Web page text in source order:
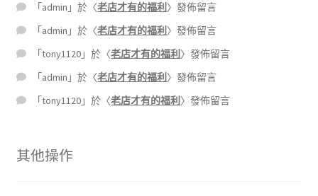
「admin 」於〈老店才有的福利 〉發佈留言
「admin 」於〈老店才有的福利 〉發佈留言
「tony1120 」於〈老店才有的福利 〉發佈留言
「admin 」於〈老店才有的福利 〉發佈留言
「tony1120 」於〈老店才有的福利 〉發佈留言
其他操作